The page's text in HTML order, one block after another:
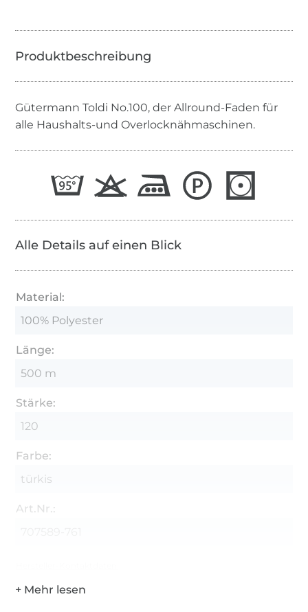
Gütermann Toldi No.100, der Allround-Faden für
alle Haushalts-und Overlocknähmaschinen.
Alle Details auf einen Blick
Material:
100% Polyester
Länge:
500 m
Stärke:
120
Farbe:
türkis
Art.Nr.: